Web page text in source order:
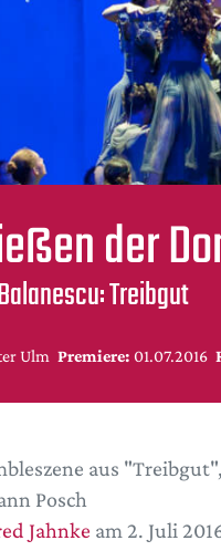
der
Treibgut
Ulm Premiere: 01.07.2016
aus
Posch
Jahnke am 2. Juli